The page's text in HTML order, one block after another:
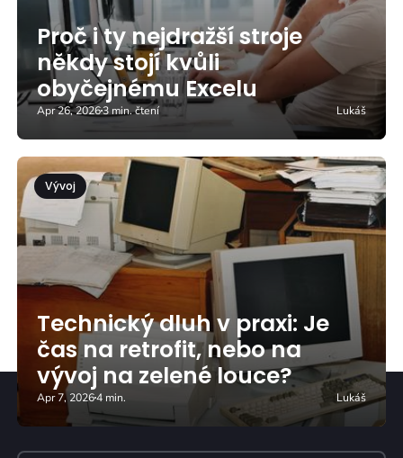
Proč i ty nejdražší stroje
někdy stojí kvůli
obyčejnému Excelu
Apr 26, 20263 min. čtení Lukáš
Vývoj
Technický dluh v praxi: Je
čas na retrofit, nebo na
vývoj na zelené louce?
Apr 7, 20264 min. Lukáš